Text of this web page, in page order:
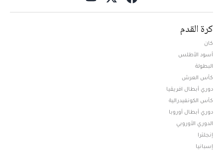
كرة القدم
كان
أسود الأطلس
البطولة
كأس العرش
دوري أبطال افريقيا
كأس الكونفيدرالية
دوري أبطال أوروبا
الدوري الأوروبي
إنجلترا
إسبانيا